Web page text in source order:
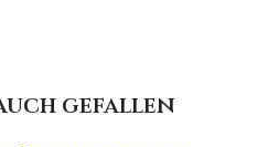
gefallen